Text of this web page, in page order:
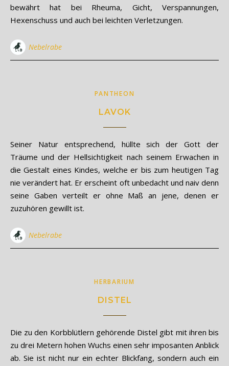
bewährt hat bei Rheuma, Gicht, Verspannungen,
Hexenschuss und auch bei leichten Verletzungen.
Nebelrabe
PANTHEON
LAVOK
Seiner Natur entsprechend, hüllte sich der Gott der
Träume und der Hellsichtigkeit nach seinem Erwachen in
die Gestalt eines Kindes, welche er bis zum heutigen Tag
nie verändert hat. Er erscheint oft unbedacht und naiv denn
seine Gaben verteilt er ohne Maß an jene, denen er
zuzuhören gewillt ist.
Nebelrabe
HERBARIUM
DISTEL
Die zu den Korbblütlern gehörende Distel gibt mit ihren bis
zu drei Metern hohen Wuchs einen sehr imposanten Anblick
ab. Sie ist nicht nur ein echter Blickfang, sondern auch ein